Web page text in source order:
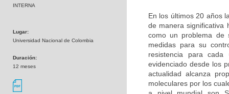
INTERNA
Lugar:
Universidad Nacional de Colombia
Duración:
12 meses
En los últimos 20 años
de manera significativa
como un problema de
medidas para su
resistencia para
evidenciado desde los
actualidad alcanza
moleculares por los